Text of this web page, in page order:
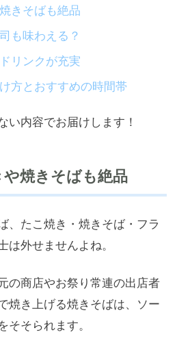
きそばも絶品
も味わえる？
リンクが充実
方とおすすめの時間帯
い内容でお届けします！
焼きそばも絶品
、たこ焼き・焼きそば・フラ
は外せませんよね。
の商店やお祭り常連の出店者
焼き上げる焼きそばは、ソー
そそられます。